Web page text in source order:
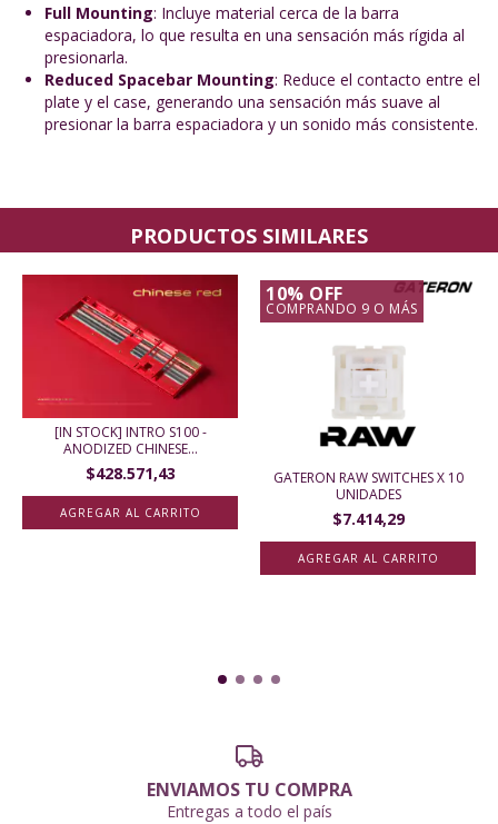
Full Mounting: Incluye material cerca de la barra
espaciadora, lo que resulta en una sensación más rígida al
presionarla.
Reduced Spacebar Mounting: Reduce el contacto entre el
plate y el case, generando una sensación más suave al
presionar la barra espaciadora y un sonido más consistente.
PRODUCTOS SIMILARES
[IN STOCK] INTRO S100 -
ANODIZED CHINESE...
$428.571,43
AGREGAR AL CARRITO
10% OFF
COMPRANDO 9 O MÁS
GATERON RAW SWITCHES X 10
UNIDADES
$7.414,29
ENVIAMOS TU COMPRA
Entregas a todo el país